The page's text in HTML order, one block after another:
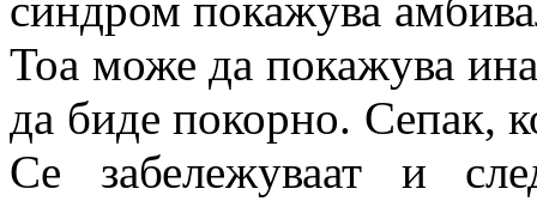
синдром покажува
Тоа може да покажува
да биде покорно. Сепак,
Се забележуваат и